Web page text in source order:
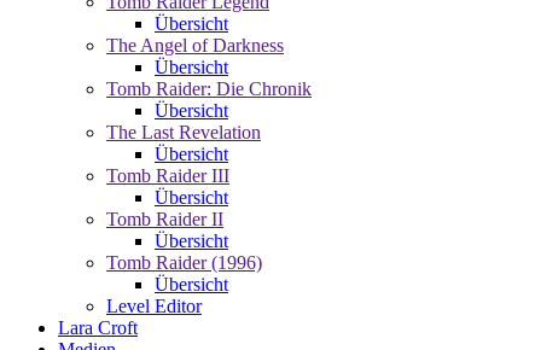
Übersicht
The Angel of Darkness
Übersicht
Tomb Raider: Die Chronik
Übersicht
The Last Revelation
Übersicht
Tomb Raider III
Übersicht
Tomb Raider II
Übersicht
Tomb Raider (1996)
Übersicht
Level Editor
Lara Croft